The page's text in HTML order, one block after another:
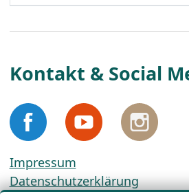
Kontakt & Social
Impressum
Datenschutzerklärung